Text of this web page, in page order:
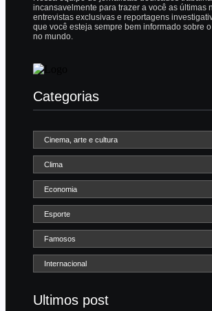
incansavelmente para trazer a você as últimas
entrevistas exclusivas e reportagens
que você esteja sempre bem informado sobre
no mundo.
Categorias
Cinema, arte e cultura
Clima
Economia
Esporte
Famosos
Internacional
Ultimos post